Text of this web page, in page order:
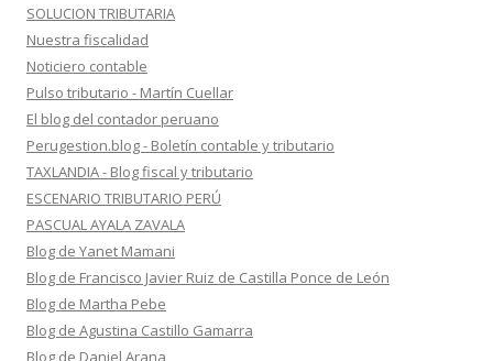
SOLUCION TRIBUTARIA
Nuestra fiscalidad
Noticiero contable
Pulso tributario - Martín Cuellar
El blog del contador peruano
Perugestion.blog - Boletín contable y tributario
TAXLANDIA - Blog fiscal y tributario
ESCENARIO TRIBUTARIO PERÚ
PASCUAL AYALA ZAVALA
Blog de Yanet Mamani
Blog de Francisco Javier Ruiz de Castilla Ponce de León
Blog de Martha Pebe
Blog de Agustina Castillo Gamarra
Blog de Daniel Arana